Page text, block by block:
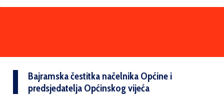
Bajramska čestitka načelnika Općine i
predsjedatelja Općinskog vijeća